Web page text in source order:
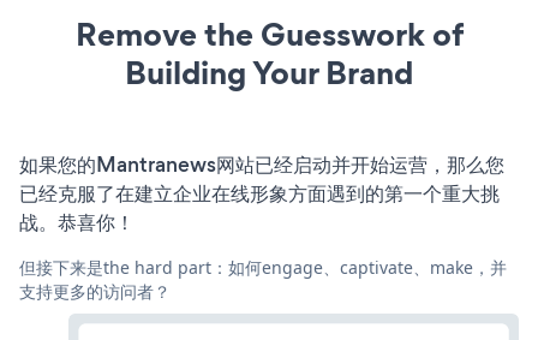
Remove the Guesswork of
Building Your Brand
如果您的Mantranews网站已经启动并开始运营，那么您
已经克服了在建立企业在线形象方面遇到的第一个重大挑
战。恭喜你！
但接下来是the hard part：如何engage、captivate、make，并
支持更多的访问者？